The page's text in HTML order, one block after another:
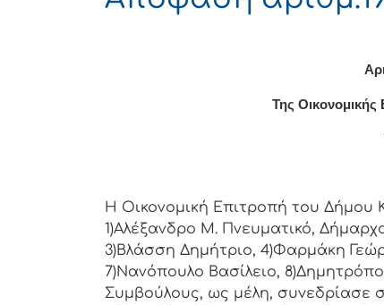
Της
Η Οικονομική Επιτρoπή τoυ Δήμoυ
1)Αλέξανδρο Μ. Πνευματικό,
3)Βλάσση Δημήτριο, 4)Φαρμάκη
7)Νανόπουλο Βασίλειο,
Συμβoύλoυς, ως μέλη, συvεδρίασε